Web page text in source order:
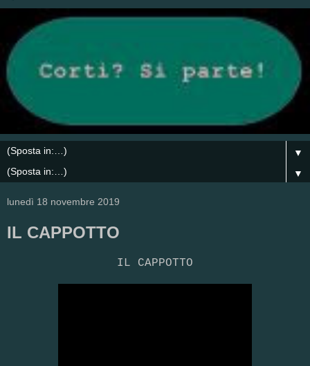
▼
▼
lunedì 18 novembre 2019
IL CAPPOTTO
IL CAPPOTTO